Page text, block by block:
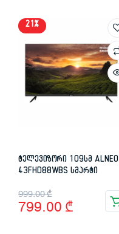
2,099.00 ₾.
1,579.00 ₾.
21%
ტელევიზორი 109სმ ALNEO
43FHD88WBS სმარტი
999.00₾
Original
price
799.00 ₾
Current
price